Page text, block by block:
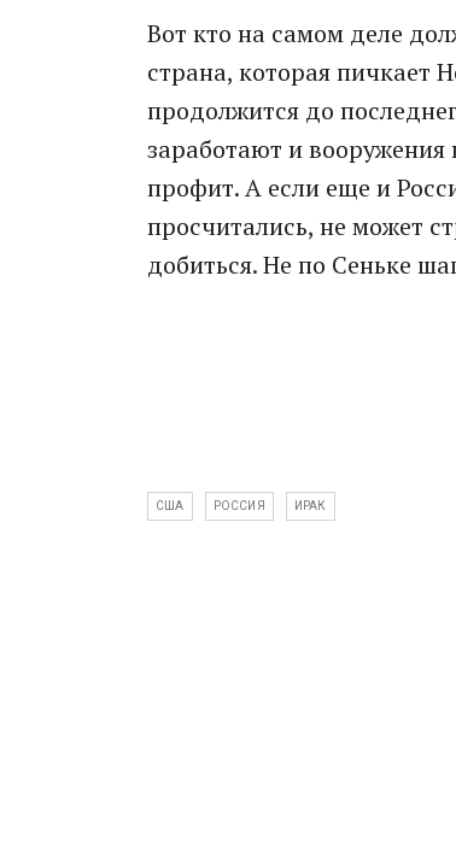
Вот кто на самом деле
страна, которая пичкает
продолжится до
заработают и
профит. А если еще и
просчитались, не может
добиться. Не по Сеньке
США РОССИЯ ИРАК